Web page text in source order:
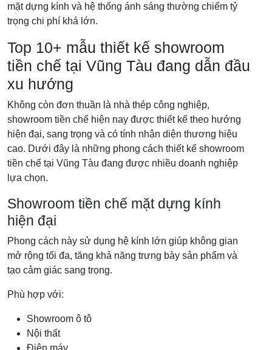
mặt dựng kính và hệ thống ánh sáng thường chiếm tỷ
trọng chi phí khá lớn.
Top 10+ mẫu thiết kế showroom
tiền chế tại Vũng Tàu đang dẫn đầu
xu hướng
Không còn đơn thuần là nhà thép công nghiệp,
showroom tiền chế hiện nay được thiết kế theo hướng
hiện đại, sang trọng và có tính nhận diện thương hiệu
cao. Dưới đây là những phong cách thiết kế showroom
tiền chế tại Vũng Tàu đang được nhiều doanh nghiệp
lựa chọn.
Showroom tiền chế mặt dựng kính
hiện đại
Phong cách này sử dụng hệ kính lớn giúp không gian
mở rộng tối đa, tăng khả năng trưng bày sản phẩm và
tạo cảm giác sang trọng.
Phù hợp với:
Showroom ô tô
Nội thất
Điện máy